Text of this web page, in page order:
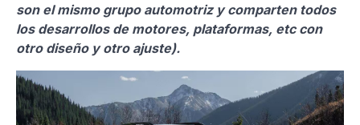
son el mismo grupo automotriz y comparten todos
los desarrollos de motores, plataformas, etc con
otro diseño y otro ajuste).